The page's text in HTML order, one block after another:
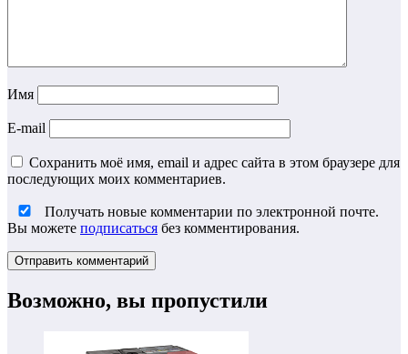
Имя
E-mail
Сохранить моё имя, email и адрес сайта в этом браузере для
последующих моих комментариев.
Получать новые комментарии по электронной почте.
Вы можете подписаться без комментирования.
Возможно, вы пропустили